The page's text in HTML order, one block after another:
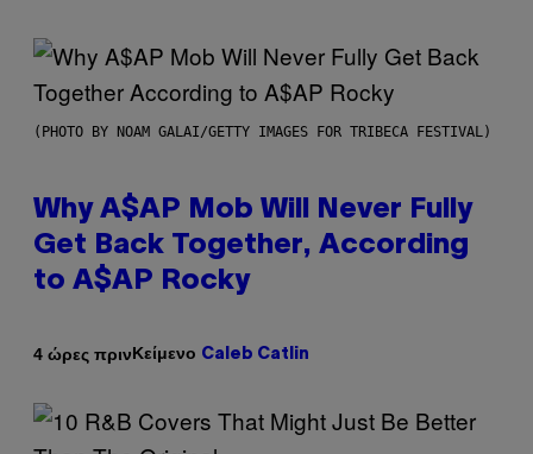
(PHOTO BY NOAM GALAI/GETTY IMAGES FOR TRIBECA FESTIVAL)
Why A$AP Mob Will Never Fully
Get Back Together, According
to A$AP Rocky
4 ώρες πρινΚείμενο Caleb Catlin